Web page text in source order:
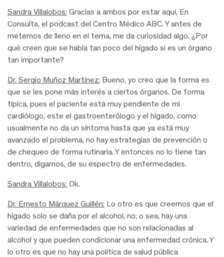
Sandra Villalobos: Gracias a ambos por estar aquí, En
Consulta, el podcast del Centro Médico ABC. Y antes de
meternos de lleno en el tema, me da curiosidad algo. ¿Por
qué creen que se habla tan poco del hígado si es un órgano
tan importante?
Dr. Sergio Muñoz Martínez: Bueno, yo creo que la forma es
que se les pone más interés a ciertos órganos. De forma
típica, pues el paciente está muy pendiente de mi
cardiólogo, este el gastroenterólogo y el hígado, como
usualmente no da un síntoma hasta que ya está muy
avanzado el problema, no hay estrategias de prevención o
de chequeo de forma rutinaria. Y entonces no lo tiene tan
dentro, digamos, de su espectro de enfermedades.
Sandra Villalobos: Ok.
Dr. Ernesto Márquez Guillén: Lo otro es que creemos que el
hígado solo se daña por el alcohol, no; o sea, hay una
variedad de enfermedades que no son relacionadas al
alcohol y que pueden condicionar una enfermedad crónica. Y
lo otro es que no hay una política de salud pública